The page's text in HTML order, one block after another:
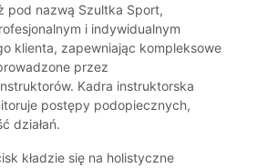
pod nazwą Szultka Sport,
i indywidualnym
klienta, zapewniając kompleksowe
przez
Kadra instruktorska
postępy podopiecznych,
działań.
kładzie się na holistyczne